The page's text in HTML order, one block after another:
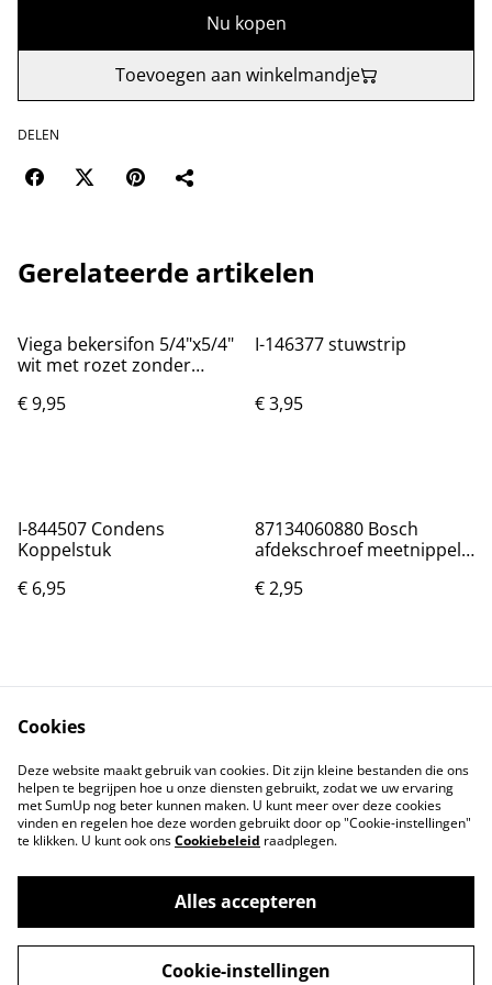
Nu kopen
Toevoegen aan winkelmandje
DELEN
Gerelateerde artikelen
Viega bekersifon 5/4"x5/4"
wit met rozet zonder
€ 9,95
I-146377 stuwstrip
€ 3,95
I-844507 Condens
Koppelstuk
€ 6,95
87134060880 Bosch
afdekschroef meetnippel
€ 2,95
Neem contact met
ons op
Voorwaarden
Privacybeleid
Cookiebeleid
©2026Onderdelen JM
Cookies
Deze website maakt gebruik van cookies. Dit zijn kleine bestanden die ons
helpen te begrijpen hoe u onze diensten gebruikt, zodat we uw ervaring
met SumUp nog beter kunnen maken. U kunt meer over deze cookies
vinden en regelen hoe deze worden gebruikt door op "Cookie-instellingen"
te klikken. U kunt ook onsCookiebeleid raadplegen.
Alles accepteren
Cookie-instellingen